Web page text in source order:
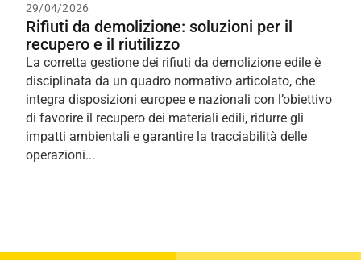
29/04/2026
Rifiuti da demolizione: soluzioni per il
recupero e il riutilizzo
La corretta gestione dei rifiuti da demolizione edile è
disciplinata da un quadro normativo articolato, che
integra disposizioni europee e nazionali con l’obiettivo
di favorire il recupero dei materiali edili, ridurre gli
impatti ambientali e garantire la tracciabilità delle
operazioni...